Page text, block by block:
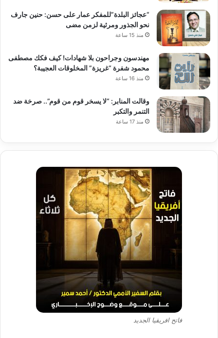
“عجائز البلدة”للمفكر عمار على حسن: حنين جارف
نحو الجذور ومرثية لزمن مضى
منذ 15 ساعة
مهندسون وجراحون بلا شهادات! كيف فكك مصطفى
محمود شفرة “غريزة” المخلوقات العجيبة؟
منذ 16 ساعة
وقالت المنابر: “لا يسخر قوم من قوم”.. صرخة ضد
التنمر والتكبر
منذ 17 ساعة
فاتح افريقيا الجديد